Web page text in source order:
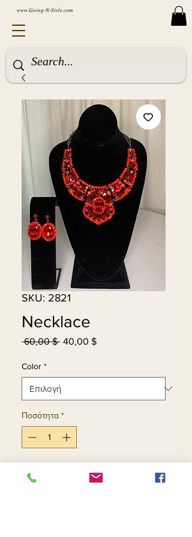
www.Going-N-Style.com
SKU: 2821
Necklace
60,00 $ Κανονική
40,00 $Τιμή
Color *
Ποσότητα *
Προσθήκη στο καλάθι